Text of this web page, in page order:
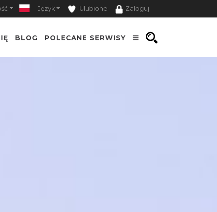
Język Ulubione Zaloguj
BLOG POLECANE SERWISY